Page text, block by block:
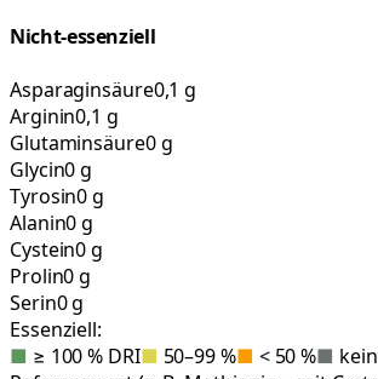
Nicht-essenziell
Asparaginsäure0,1 g
Arginin0,1 g
Glutaminsäure0 g
Glycin0 g
Tyrosin0 g
Alanin0 g
Cystein0 g
Prolin0 g
Serin0 g
Essenziell:
■ ≥ 100 % DRI■ 50–99 %■ < 50 %■